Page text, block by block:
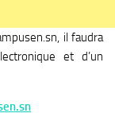
il faudra
et d’un